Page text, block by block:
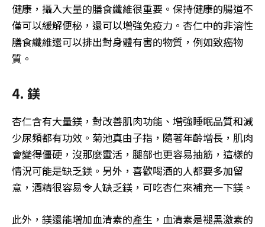
健康，攝入大量的膳食纖維很重要。保持健康的腸道不
僅可以緩解便秘，還可以增強免疫力。杏仁中的非溶性
膳食纖維還可以排出對身體有害的物質，例如致癌物
質。
4. 鎂
杏仁含有大量鎂，對改善肌肉功能、增強睡眠品質和減
少尿頻都有功效。菊池真由子指，隨著年齡增長，肌肉
會變得僵硬，沒那麼靈活，腿部也更容易抽筋，這樣的
情況可能是缺乏鎂。另外，喜歡喝酒的人都要多加留
意，酒精很容易令人缺乏鎂，可吃杏仁來補充一下鎂。
此外，鎂還能增加血清素的產生，血清素是褪黑激素的